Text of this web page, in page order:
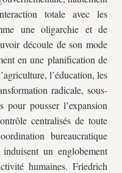
totale avec les
une oligarchie et de
découle de son mode
en une planification de
l’éducation, les
radicale, sous-
pousser l’expansion
centralisés de toute
bureaucratique
induisent un englobement
humaines. Friedrich